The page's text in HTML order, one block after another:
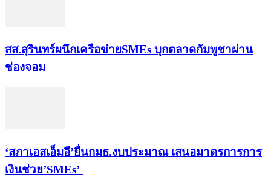
สส.สุรินทร์ผนึกเครือข่ายSMEs บุกตลาดกัมพูชาผ่าน
ช่องจอม
‘สภาเอสเอ็มอี’ยื่นกมธ.งบประมาณ เสนอมาตรการการ
เงินช่วย’SMEs’